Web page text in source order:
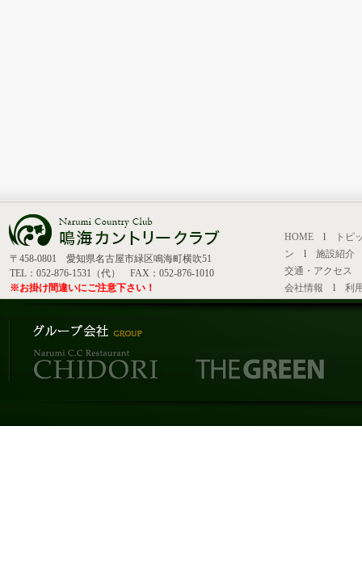
〒458-0801 愛知県名古屋市緑区鳴海町横吹51
TEL：052-876-1531（代） FAX：052-876-1010
※お掛け間違いにご注意下さい！
HOME l
トピ
ン l 施設紹介
交通・アクセス
会社情報 l 利